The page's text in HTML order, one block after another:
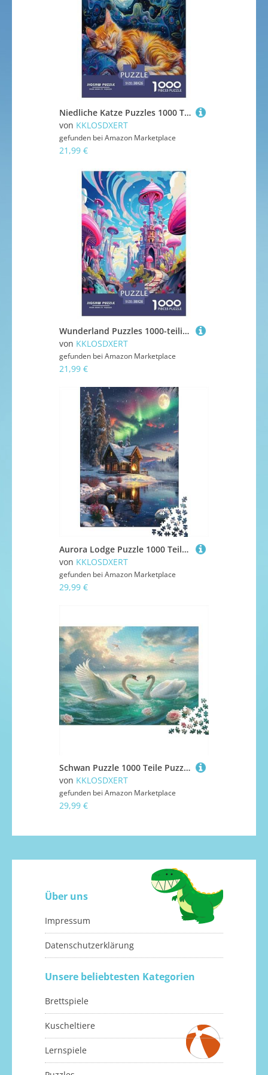
Niedliche Katze Puzzles 1000 Teile Schwer Puzzle Spielzeug Pädagogisches Spiel Impossible Herausforderungsspielzeug Für Erwachsene Und Kinder Ab 12 Jahren 38x26cm/1000pcs
von KKLOSDXERT
gefunden bei Amazon Marketplace
21,99 €
Wunderland Puzzles 1000-teilige Schwer Puzzle Spielzeug Lernspiel Impossible Herausforderungsspielzeug Für Erwachsene Kinder 38x26cm/1000pcs
von KKLOSDXERT
gefunden bei Amazon Marketplace
21,99 €
Aurora Lodge Puzzle 1000 Teile Puzzle Für Erwachsene Und Kinder Ab 14 Jahren Puzzel 1000pcs (75x50cm)
von KKLOSDXERT
gefunden bei Amazon Marketplace
29,99 €
Schwan Puzzle 1000 Teile Puzzle Für Erwachsene Und Kinder Ab 14 Jahren Puzzel 1000pcs (75x50cm)
von KKLOSDXERT
gefunden bei Amazon Marketplace
29,99 €
Über uns
Impressum
Datenschutzerklärung
Unsere beliebtesten Kategorien
Brettspiele
Kuscheltiere
Lernspiele